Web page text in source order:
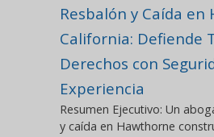
Resbalón y Caída en
California: Defiende
Derechos con
Experiencia
Resumen Ejecutivo: Un
y caída en Hawthorne